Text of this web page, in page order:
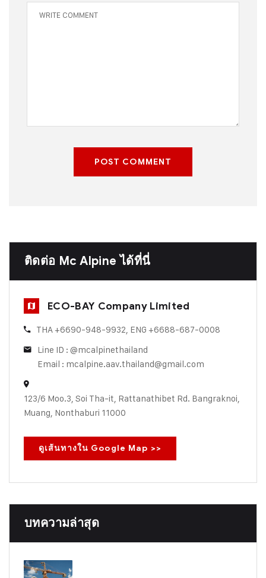
POST COMMENT
ติดต่อ Mc Alpine ได้ที่นี่
ECO-BAY Company Limited
THA +6690-948-9932, ENG +6688-687-0008
Line ID : @mcalpinethailand
Email : mcalpine.aav.thailand@gmail.com
123/6 Moo.3, Soi Tha-it, Rattanathibet Rd. Bangraknoi,
Muang, Nonthaburi 11000
ดูเส้นทางใน Google Map >>
บทความล่าสุด